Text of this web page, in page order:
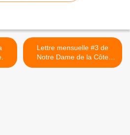
Lettre mensuelle #3 de
Notre Dame de la Côte
fleurie. >